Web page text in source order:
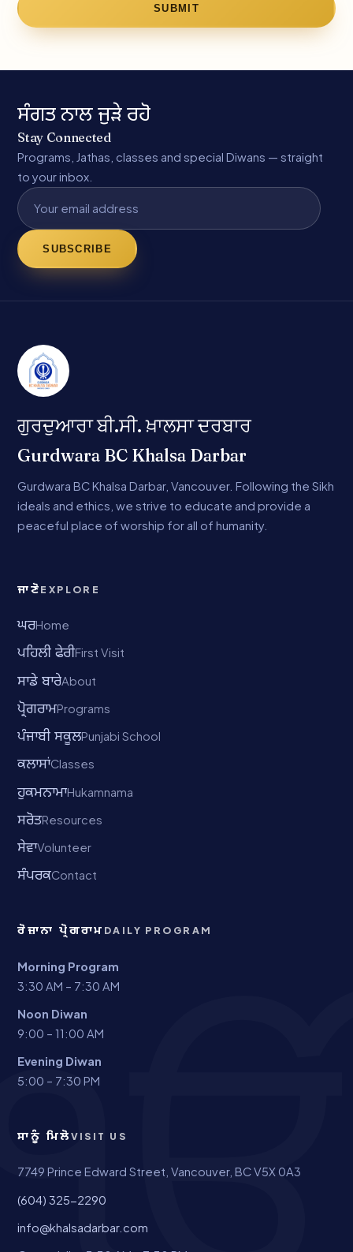
SUBMIT
ਸੰਗਤ ਨਾਲ ਜੁੜੇ ਰਹੋ
Stay Connected
Programs, Jathas, classes and special Diwans — straight
to your inbox.
SUBSCRIBE
ਗੁਰਦੁਆਰਾ ਬੀ.ਸੀ. ਖ਼ਾਲਸਾ ਦਰਬਾਰ
Gurdwara BC Khalsa Darbar
Gurdwara BC Khalsa Darbar, Vancouver. Following the Sikh
ideals and ethics, we strive to educate and provide a
peaceful place of worship for all of humanity.
ਜਾਣੋEXPLORE
ਘਰHome
ਪਹਿਲੀ ਫੇਰੀFirst Visit
ਸਾਡੇ ਬਾਰੇAbout
ਪ੍ਰੋਗਰਾਮPrograms
ਪੰਜਾਬੀ ਸਕੂਲPunjabi School
ਕਲਾਸਾਂClasses
ਹੁਕਮਨਾਮਾHukamnama
ਸਰੋਤResources
ਸੇਵਾVolunteer
ਸੰਪਰਕContact
ਰੋਜ਼ਾਨਾ ਪ੍ਰੋਗਰਾਮ DAILY PROGRAM
Morning Program
3:30 AM – 7:30 AM
Noon Diwan
9:00 – 11:00 AM
Evening Diwan
5:00 – 7:30 PM
ਸਾਨੂੰ ਮਿਲੋVISIT US
7749 Prince Edward Street, Vancouver, BC V5X 0A3
(604) 325-2290
info@khalsadarbar.com